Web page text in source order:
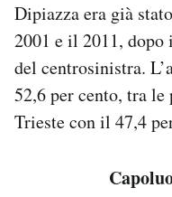
Dipiazza era già
2001 e il 2011,
del centrosinistra.
52,6 per cento, tra le
Trieste con il 47,4